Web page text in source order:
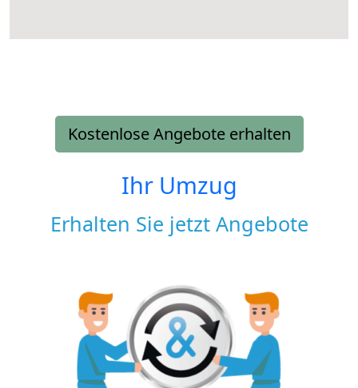
Kostenlose Angebote erhalten
Ihr Umzug
Erhalten Sie jetzt Angebote